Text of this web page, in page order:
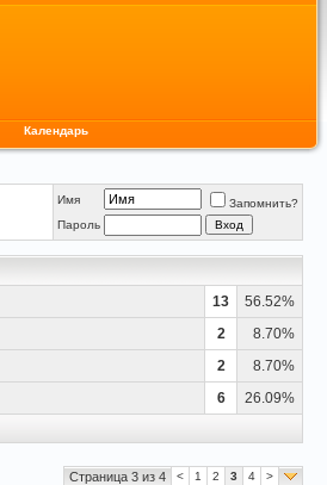
Календарь
Имя
Запомнить?
Пароль
13
56.52%
2
8.70%
2
8.70%
6 26.09%
Страница 3 из 4 < 1 2 3 4 >